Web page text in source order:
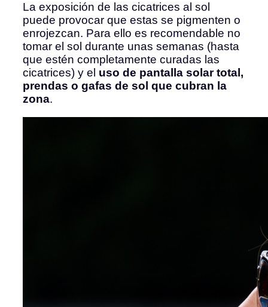
La exposición de las cicatrices al sol
puede provocar que estas se pigmenten o
enrojezcan. Para ello es recomendable no
tomar el sol durante unas semanas (hasta
que estén completamente curadas las
cicatrices) y el uso de pantalla solar total,
prendas o gafas de sol que cubran la
zona.